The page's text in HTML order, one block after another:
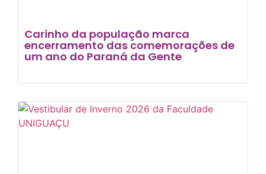
Carinho da população marca
encerramento das comemorações de
um ano do Paraná da Gente